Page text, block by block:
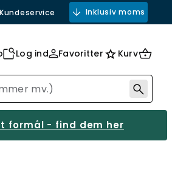
Kundeservice Inklusiv moms
Log ind Favoritter Kurv
formål - find dem her